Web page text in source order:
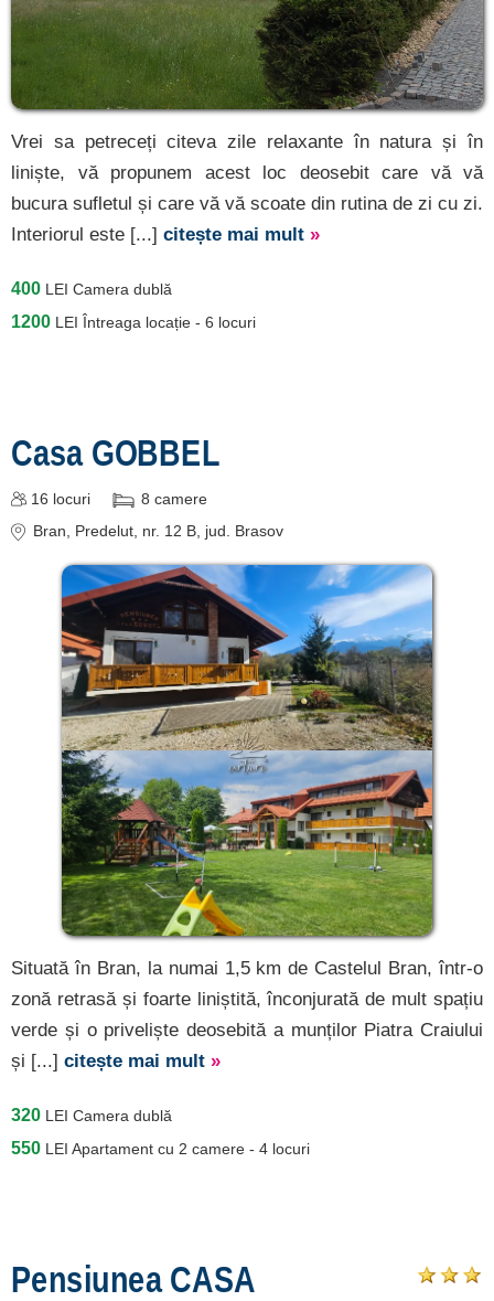
Vrei sa petreceți citeva zile relaxante în natura și în
liniște, vă propunem acest loc deosebit care vă vă
bucura sufletul și care vă vă scoate din rutina de zi cu zi.
Interiorul este [...] citește mai mult »
400 LEI Camera dublă
1200 LEI Întreaga locație - 6 locuri
Casa GOBBEL
16 locuri 8 camere
Bran, Predelut, nr. 12 B, jud. Brasov
Situată în Bran, la numai 1,5 km de Castelul Bran, într-o
zonă retrasă și foarte liniștită, înconjurată de mult spațiu
verde și o priveliște deosebită a munților Piatra Craiului
și [...] citește mai mult »
320 LEI Camera dublă
550 LEI Apartament cu 2 camere - 4 locuri
Pensiunea CASA